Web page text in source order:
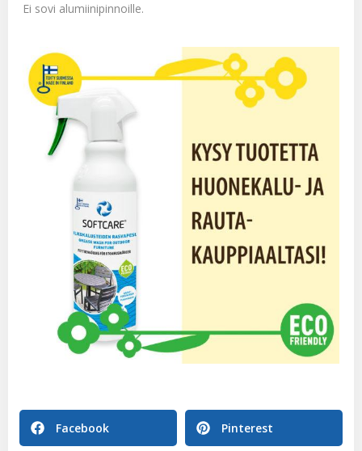
Ei sovi alumiinipinnoille.
Facebook Pinterest